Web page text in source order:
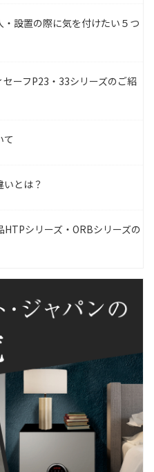
設置の際に気を付けたい５つ
ーフP23・33シリーズのご紹
て
とは？
シリーズ・ORBシリーズの